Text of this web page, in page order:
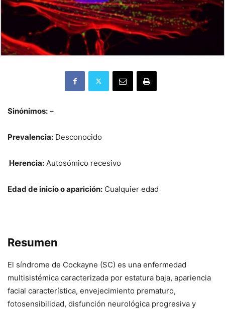
Sinónimos: –
Prevalencia: Desconocido
Herencia: Autosómico recesivo
Edad de inicio o aparición: Cualquier edad
Resumen
El síndrome de Cockayne (SC) es una enfermedad
multisistémica caracterizada por estatura baja, apariencia
facial característica, envejecimiento prematuro,
fotosensibilidad, disfunción neurológica progresiva y